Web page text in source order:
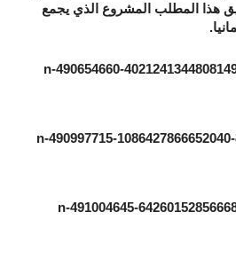
هذا المطلب المشروع الذي يجمع